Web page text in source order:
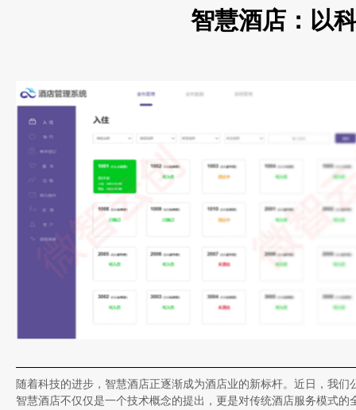
智慧酒店：以
随着科技的进步，智慧酒店正逐渐成为酒店业的新标杆。近日，我
智慧酒店不仅仅是一个技术概念的提出，更是对传统酒店服务模式